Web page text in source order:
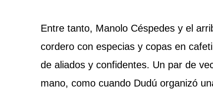
Entre tanto, Manolo Céspedes y el
cordero con especias y copas en
de aliados y confidentes. Un par de
mano, como cuando Dudú organizó